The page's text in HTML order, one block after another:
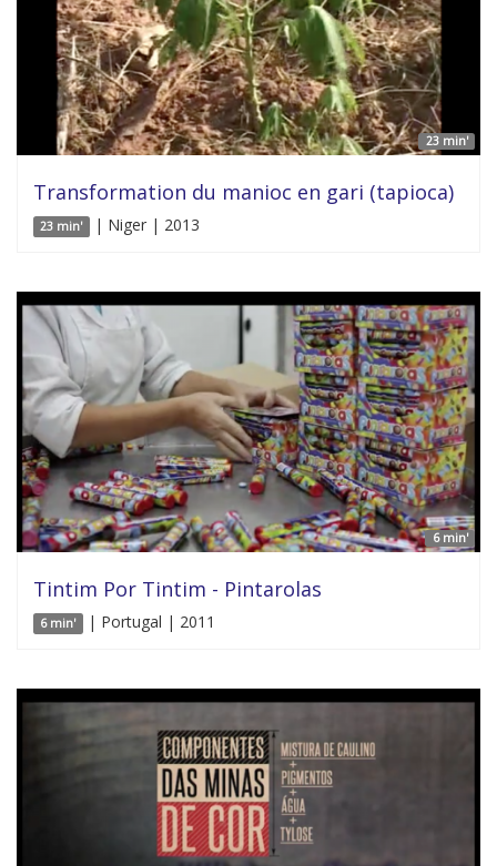
23 min'
Transformation du manioc en gari (tapioca)
23 min' | Niger | 2013
6 min'
Tintim Por Tintim - Pintarolas
6 min' | Portugal | 2011